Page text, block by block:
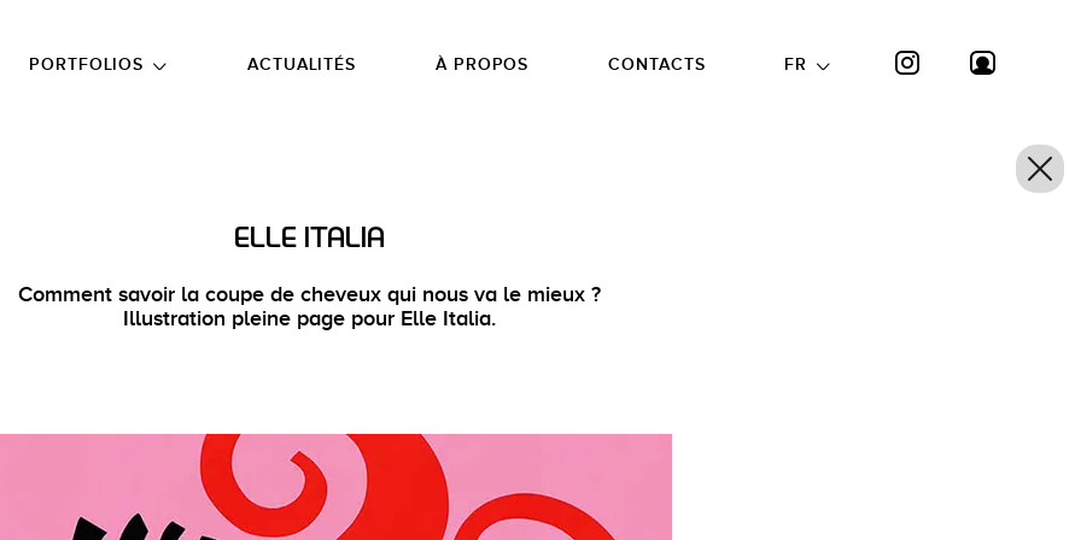
PORTFOLIOS
ACTUALITÉS À PROPOS CONTACTS FR
ELLE ITALIA
Comment savoir la coupe de cheveux qui nous va le mieux ?
Illustration pleine page pour Elle Italia.